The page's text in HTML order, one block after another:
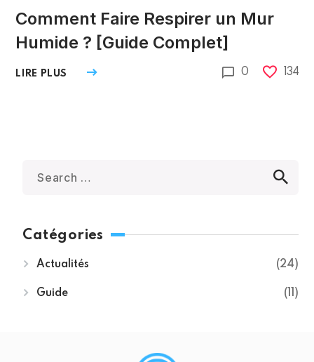
Comment Faire Respirer un Mur
Humide ? [Guide Complet]
LIRE PLUS 0 134
Catégories
Actualités 24
Guide